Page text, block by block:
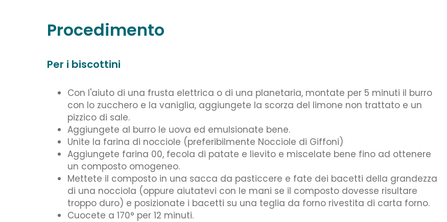
Procedimento
Per i biscottini
Con l'aiuto di una frusta elettrica o di una planetaria, montate per 5 minuti il burro
con lo zucchero e la vaniglia, aggiungete la scorza del limone non trattato e un
pizzico di sale.
Aggiungete al burro le uova ed emulsionate bene.
Unite la farina di nocciole (preferibilmente Nocciole di Giffoni)
Aggiungete farina 00, fecola di patate e lievito e miscelate bene fino ad ottenere
un composto omogeneo.
Mettete il composto in una sacca da pasticcere e fate dei bacetti della grandezza
di una nocciola (oppure aiutatevi con le mani se il composto dovesse risultare
troppo duro) e posizionate i bacetti su una teglia da forno rivestita di carta forno.
Cuocete a 170° per 12 minuti.